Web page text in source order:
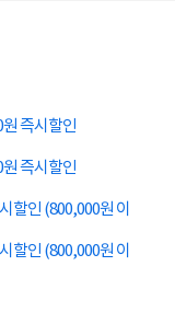
즉시할인
즉시할인
할인 (800,000원 이
할인 (800,000원 이